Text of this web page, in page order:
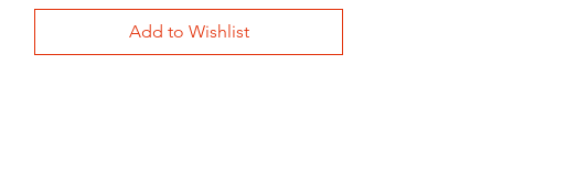
Add to Wishlist